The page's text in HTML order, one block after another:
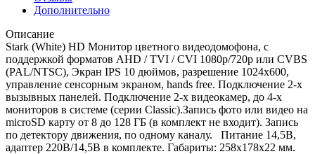
Дополнительно
Описание
Stark (White) HD Монитор цветного видеодомофона, с
поддержкой форматов AHD / TVI / CVI 1080р/720p или CVBS
(PAL/NTSC), Экран IPS 10 дюймов, разрешение 1024х600,
управление сенсорным экраном, hands free. Подключение 2-х
вызывных панелей. Подключение 2-х видеокамер, до 4-х
мониторов в системе (серии Classic).Запись фото или видео на
microSD карту от 8 до 128 ГБ (в комплект не входит). Запись
по детектору движения, по одному каналу. Питание 14,5В,
адаптер 220В/14,5В в комплекте. Габариты: 258x178x22 мм.